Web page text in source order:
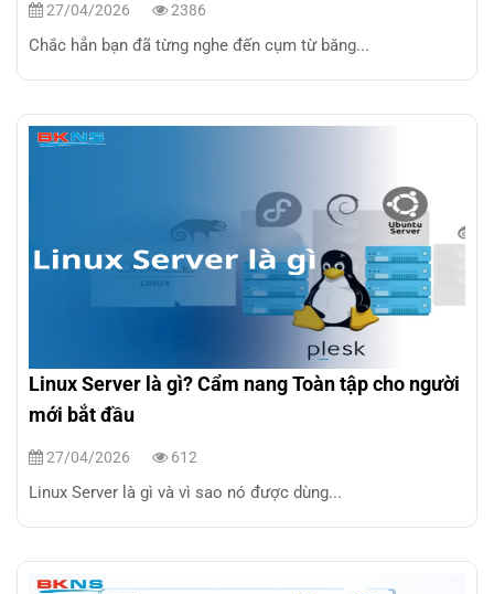
27/04/2026 2386
Chắc hẳn bạn đã từng nghe đến cụm từ băng...
Linux Server là gì? Cẩm nang Toàn tập cho người
mới bắt đầu
27/04/2026 612
Linux Server là gì và vì sao nó được dùng...